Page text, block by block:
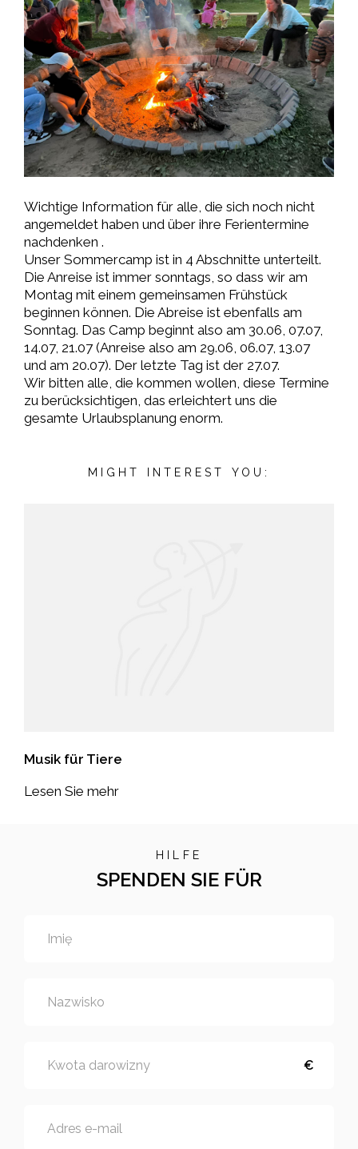
Wichtige Information für alle, die sich noch nicht
angemeldet haben und über ihre Ferientermine
nachdenken .
Unser Sommercamp ist in 4 Abschnitte unterteilt.
Die Anreise ist immer sonntags, so dass wir am
Montag mit einem gemeinsamen Frühstück
beginnen können. Die Abreise ist ebenfalls am
Sonntag. Das Camp beginnt also am 30.06, 07.07,
14.07, 21.07 (Anreise also am 29.06, 06.07, 13.07
und am 20.07). Der letzte Tag ist der 27.07.
Wir bitten alle, die kommen wollen, diese Termine
zu berücksichtigen, das erleichtert uns die
gesamte Urlaubsplanung enorm.
MIGHT INTEREST YOU:
Musik für Tiere
Lesen Sie mehr
HILFE
SPENDEN SIE FÜR
Imię
Nazwisko
Kwota darowizny €
Adres e-mail